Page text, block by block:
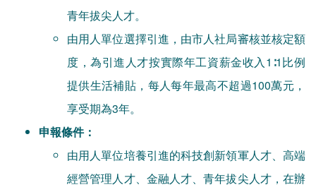
青年拔尖人才。
由用人單位選擇引進，由市人社局審核並核定額
度，為引進人才按實際年工資薪金收入1∶1比例
提供生活補貼，每人每年最高不超過100萬元，
享受期為3年。
申報條件：
由用人單位培養引進的科技創新領軍人才、高端
經營管理人才、金融人才、青年拔尖人才，在辦